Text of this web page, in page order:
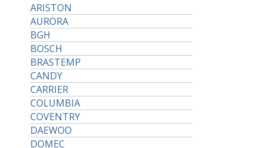
ARISTON
AURORA
BGH
BOSCH
BRASTEMP
CANDY
CARRIER
COLUMBIA
COVENTRY
DAEWOO
DOMEC